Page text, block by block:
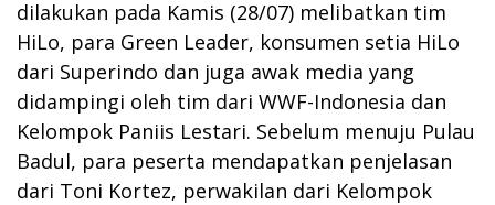
dilakukan pada Kamis (28/07) melibatkan tim
HiLo, para Green Leader, konsumen setia HiLo
dari Superindo dan juga awak media yang
didampingi oleh tim dari WWF-Indonesia dan
Kelompok Paniis Lestari. Sebelum menuju Pulau
Badul, para peserta mendapatkan penjelasan
dari Toni Kortez, perwakilan dari Kelompok